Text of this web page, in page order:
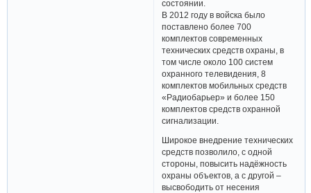
состоянии.
В 2012 году в войска было
поставлено более 700
комплектов современных
технических средств охраны, в
том числе около 100 систем
охранного телевидения, 8
комплектов мобильных средств
«Радиобарьер» и более 150
комплектов средств охранной
сигнализации.
Широкое внедрение технических
средств позволило, с одной
стороны, повысить надёжность
охраны объектов, а с другой –
высвободить от несения